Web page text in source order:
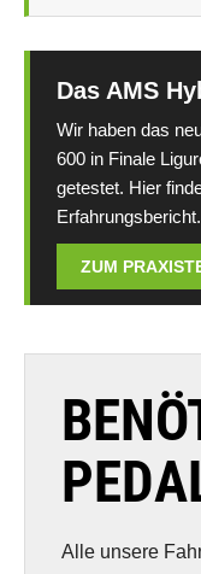
Das AMS
Wir haben das
600 in Finale
getestet. Hier
Erfahrungsbericht.
ZUM
Alle unsere